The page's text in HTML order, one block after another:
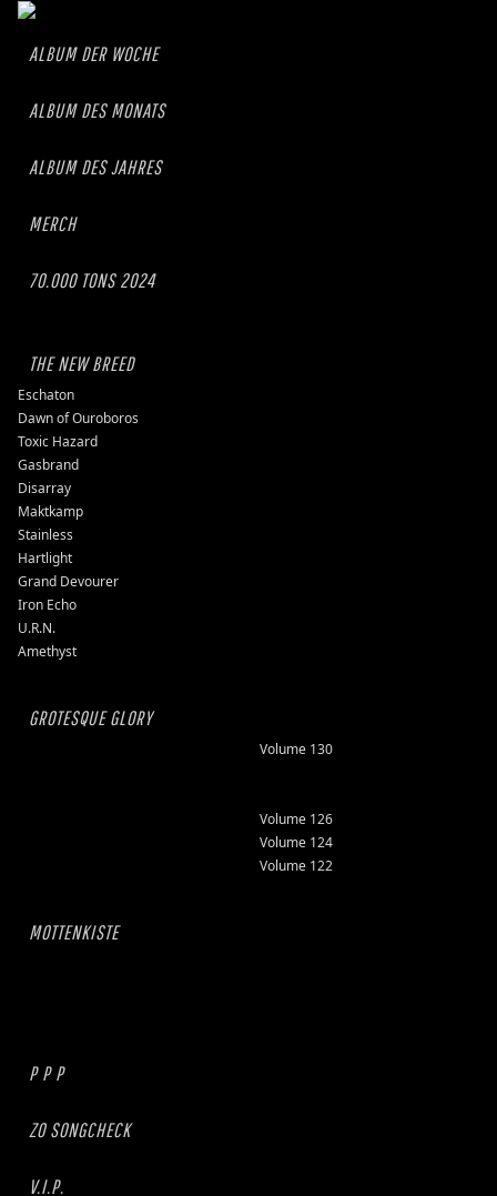
ALBUM DER WOCHE
ALBUM DES MONATS
ALBUM DES JAHRES
MERCH
70.000 TONS 2024
THE NEW BREED
Eschaton
Dawn of Ouroboros
Toxic Hazard
Gasbrand
Disarray
Maktkamp
Stainless
Hartlight
Grand Devourer
Iron Echo
U.R.N.
Amethyst
GROTESQUE GLORY
Volume 130
Volume 126
Volume 124
Volume 122
MOTTENKISTE
P P P
ZO SONGCHECK
V.I.P.